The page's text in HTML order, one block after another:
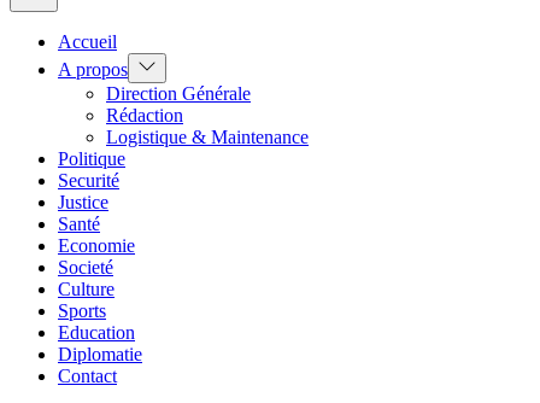
Accueil
A propos Show
sub
menu
Direction Générale
Rédaction
Logistique & Maintenance
Politique
Securité
Justice
Santé
Economie
Societé
Culture
Sports
Education
Diplomatie
Contact